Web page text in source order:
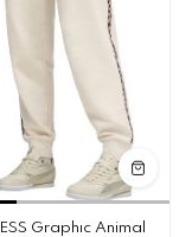
Graphıc Animal